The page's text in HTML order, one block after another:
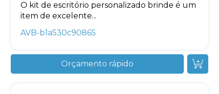
O kit de escritório personalizado brinde é um
item de excelente...
AVB-b1a530c90865
Orçamento rápido